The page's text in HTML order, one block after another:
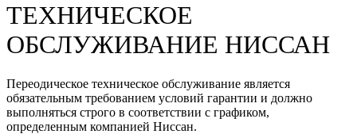
ТЕХНИЧЕСКОЕ
ОБСЛУЖИВАНИЕ НИССАН
Переодическое техническое обслуживание является
обязательным требованием условий гарантии и должно
выполняться строго в соответствии с графиком,
определенным компанией Ниссан.